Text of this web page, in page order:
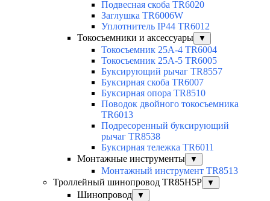
Подвесная скоба TR6020
Заглушка TR6006W
Уплотнитель IP44 TR6012
Токосъемники и аксессуары
▼
Токосъемник 25А-4 TR6004
Токосъемник 25А-5 TR6005
Буксирующий рычаг TR8557
Буксирная скоба TR6007
Буксирная опора TR8510
Поводок двойного токосъемника
TR6013
Подресоренный буксирующий
рычаг TR8538
Буксирная тележка TR6011
Монтажные инструменты
▼
Монтажный инструмент TR8513
Троллейный шинопровод TR85H5P
▼
Шинопровод ▼